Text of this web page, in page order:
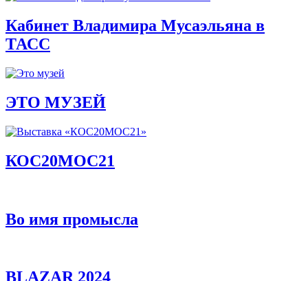
Кабинет Владимира Мусаэльяна в
ТАСС
ЭТО МУЗЕЙ
КОС20МОС21
Во имя промысла
BLAZAR 2024